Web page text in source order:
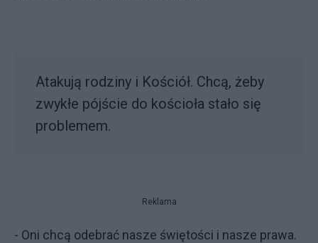
Atakują rodziny i Kościół. Chcą, żeby
zwykłe pójście do kościoła stało się
problemem.
Reklama
- Oni chcą odebrać nasze świętości i nasze prawa.